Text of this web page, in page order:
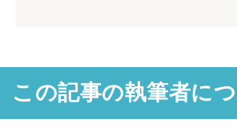
この記事の執筆者に